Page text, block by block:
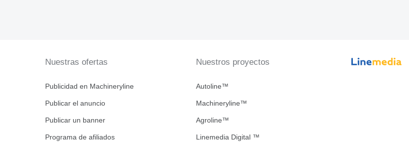
Nuestras ofertas
Publicidad en Machineryline
Publicar el anuncio
Publicar un banner
Programa de afiliados
Nuestros proyectos
Autoline™
Machineryline™
Agroline™
Linemedia Digital ™